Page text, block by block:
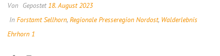
Von Gepostet 18. August 2023
In Forstamt Sellhorn, Regionale Presseregion Nordost, Walderlebnis
Ehrhorn 1